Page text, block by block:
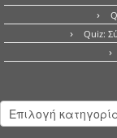
Quiz:
Kατηγορίες